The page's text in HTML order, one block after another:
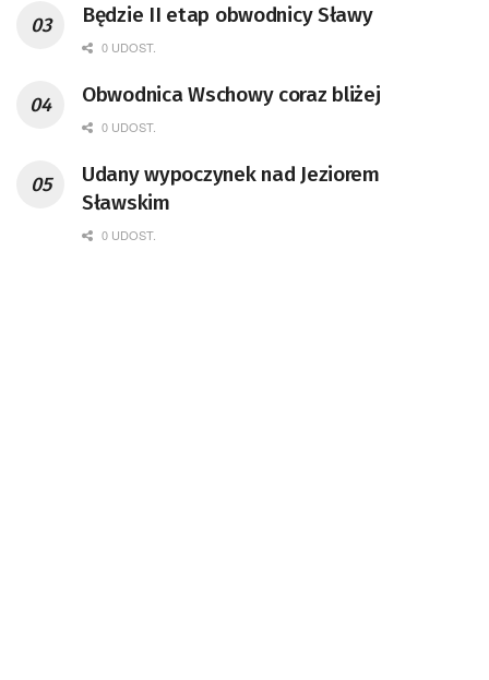
Będzie II etap obwodnicy Sławy
0 UDOST.
Obwodnica Wschowy coraz bliżej
0 UDOST.
Udany wypoczynek nad Jeziorem
Sławskim
0 UDOST.